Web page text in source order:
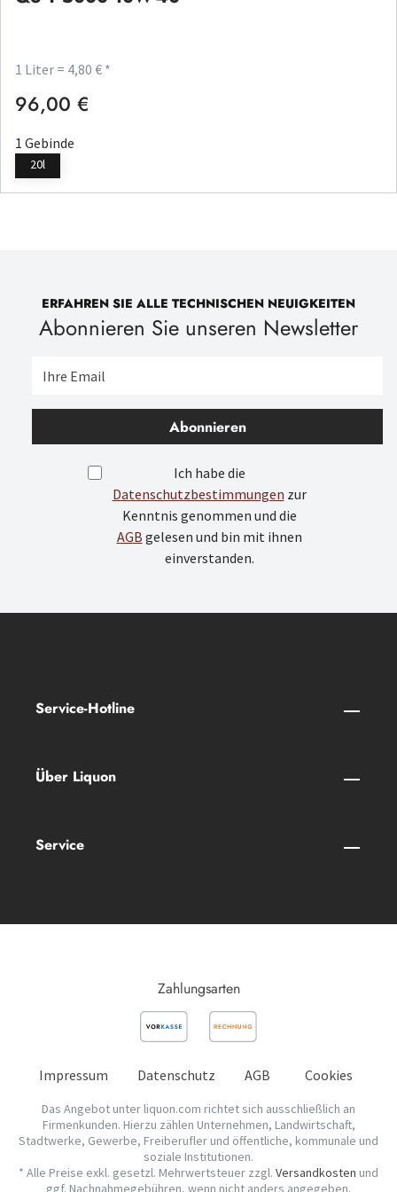
1 Liter = 4,80 € *
Regulärer Preis:
96,00 €
1 Gebinde
20l
ERFAHREN SIE ALLE TECHNISCHEN NEUIGKEITEN
Abonnieren Sie unseren Newsletter
Abonnieren
Ich habe die
Datenschutzbestimmungen zur
Kenntnis genommen und die
AGB gelesen und bin mit ihnen
einverstanden.
Service-Hotline
Über Liquon
Service
Zahlungsarten
Impressum Datenschutz AGB Cookies
Das Angebot unter liquon.com richtet sich ausschließlich an
Firmenkunden. Hierzu zählen Unternehmen, Landwirtschaft,
Stadtwerke, Gewerbe, Freiberufler und öffentliche, kommunale und
soziale Institutionen.
* Alle Preise exkl. gesetzl. Mehrwertsteuer zzgl. Versandkosten und
ggf. Nachnahmegebühren, wenn nicht anders angegeben.